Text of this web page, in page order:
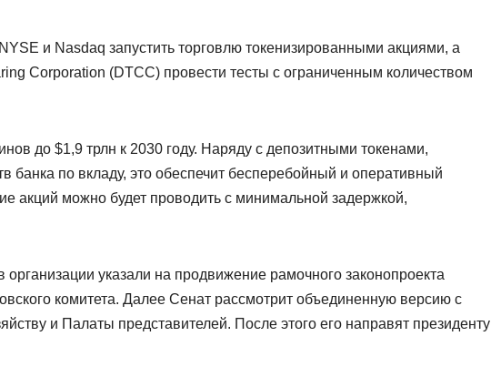
и Nasdaq запустить торговлю токенизированными акциями, а
Corporation (DTCC) провести тесты с ограниченным количеством
до $1,9 трлн к 2030 году. Наряду с депозитными токенами,
банка по вкладу, это обеспечит бесперебойный и оперативный
акций можно будет проводить с минимальной задержкой,
организации указали на продвижение рамочного законопроекта
комитета. Далее Сенат рассмотрит объединенную версию с
и Палаты представителей. После этого его направят президенту